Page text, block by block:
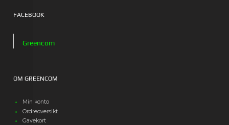
FACEBOOK
Greencom
OM GREENCOM
Min konto
Ordreoversikt
Gavekort